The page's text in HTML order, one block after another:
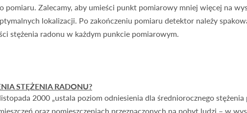
pomiaru. Zalecamy, aby umieści punkt pomiarowy mniej więcej na
lokalizacji. Po zakończeniu pomiaru detektor należy
stężenia radonu w każdym punkcie pomiarowym.
STĘŻENIA RADONU?
2000 „ustala poziom odniesienia dla średniorocznego